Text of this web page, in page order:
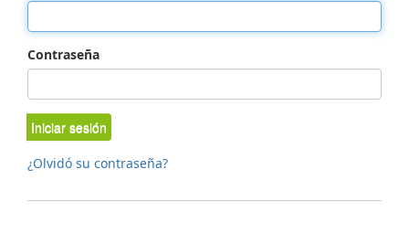
Contraseña
Iniciar sesión
¿Olvidó su contraseña?